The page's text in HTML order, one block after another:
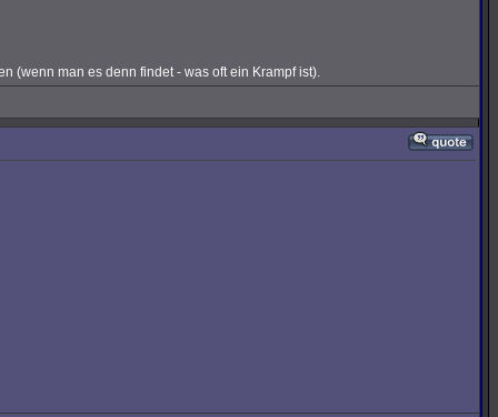
(wenn man es denn findet - was oft ein Krampf ist).